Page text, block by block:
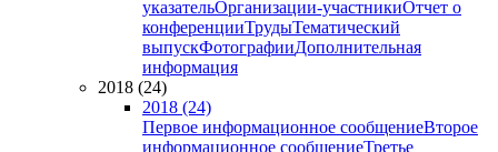
указательОрганизации-участникиОтчет о
конференцииТрудыТематический
выпускФотографииДополнительная
информация
2018 (24)
2018 (24)
Первое информационное сообщениеВторое
информационное сообщениеТретье